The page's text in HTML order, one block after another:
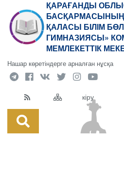
ҚАРАҒАНДЫ
ҚАЛАСЫ БІЛІМ
ГИМНАЗИЯСЫ»
МЕМЛЕКЕТТІК
Нашар көретіндерге арналған нұсқа
кіру